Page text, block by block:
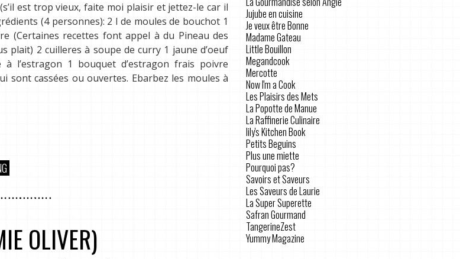
est trop vieux, faite moi plaisir et jettez-le car il
(4 personnes): 2 l de moules de bouchot 1
(Certaines recettes font appel à du Pineau des
plait) 2 cuilleres à soupe de curry 1 jaune d’oeuf
l’estragon 1 bouquet d’estragon frais poivre
sont cassées ou ouvertes. Ebarbez les moules à
OLIVER)
Jujube en cuisine
Je veux être Bonne
Madame Gateau
Little Bouillon
Megandcook
Mercotte
Now I'm a Cook
Les Plaisirs des Mets
La Popotte de Manue
La Raffinerie Culinaire
lily's Kitchen Book
Petits Beguins
Plus une miette
Pourquoi pas?
Savoirs et Saveurs
Les Saveurs de Laurie
La Super Superette
Safran Gourmand
TangerineZest
Yummy Magazine